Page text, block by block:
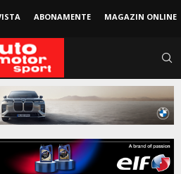
ABONAMENTE MAGAZIN ONLINE